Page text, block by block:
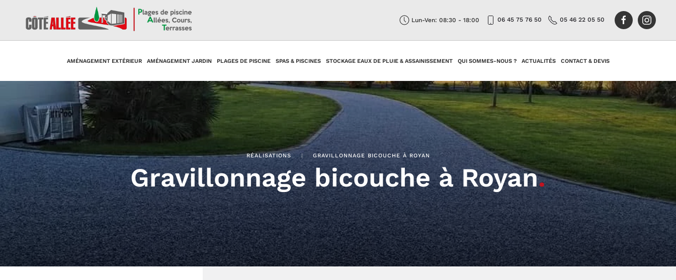
Lun-Ven: 08:30 - 18:00 06 45 75 76 50 05 46 22 05 50
AMÉNAGEMENT EXTÉRIEUR AMÉNAGEMENT JARDIN PLAGES DE PISCINE SPAS & PISCINES STOCKAGE EAUX DE PLUIE & ASSAINISSEMENT QUI SOMMES-NOUS ? ACTUALITÉS CONTACT & DEVIS
RÉALISATIONS GRAVILLONNAGE BICOUCHE À ROYAN
Gravillonnage bicouche à Royan.